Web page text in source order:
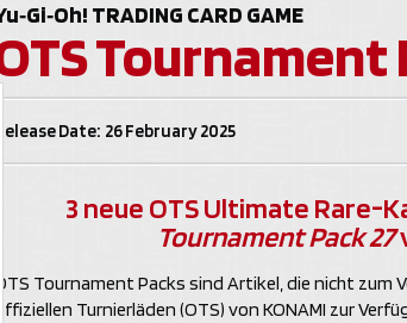
TRADING CARD GAME
Tournament
Release Date: 26 February 2025
3 neue OTS Ultimate Rare-
Tournament Pack 27
OTS Tournament Packs sind Artikel, die nicht zum
offiziellen Turnierläden (OTS) von KONAMI zur